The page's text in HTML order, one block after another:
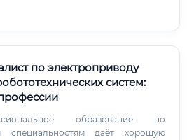
по электроприводу
систем:
образование по
специальностям даёт хорошую